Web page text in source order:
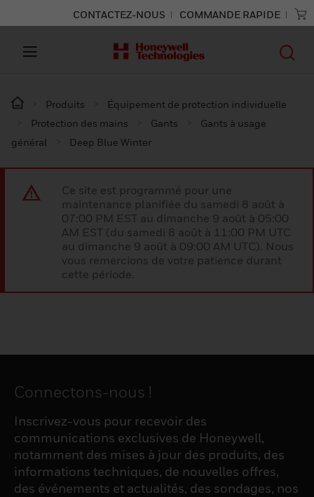
CONTACTEZ-NOUS COMMANDE RAPIDE
Produits
Équipement de protection individuelle
Protection des mains
Gants
Gants à usage
général
Deep Blue Winter
Ce site est programmé pour une
maintenance planifiée du samedi 8 août à
07:00 PM EST au dimanche 9 août à 05:00
AM EST (du samedi 8 août à 11:00 PM UTC
au dimanche 9 août à 09:00 AM UTC). Nous
vous remercions de votre patience durant
cette période.
Connectons-nous !
Inscrivez-vous pour recevoir des
communications exclusives de Honeywell,
notamment des mises à jour des produits, des
informations techniques, de nouvelles offres,
des événements et actualités, des sondages, nos